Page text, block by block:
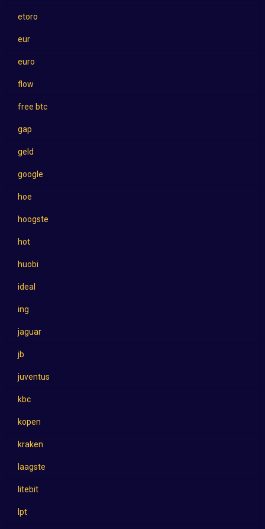
etoro
eur
euro
flow
free btc
gap
geld
google
hoe
hoogste
hot
huobi
ideal
ing
jaguar
jb
juventus
kbc
kopen
kraken
laagste
litebit
lpt